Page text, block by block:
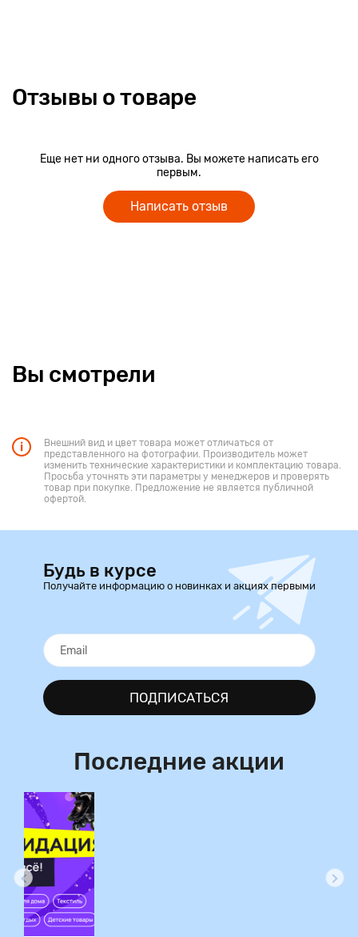
Отзывы о товаре
Еще нет ни одного отзыва. Вы можете написать его
первым.
Написать отзыв
Вы смотрели
Внешний вид и цвет товара может отличаться от
представленного на фотографии. Производитель может
изменить технические характеристики и комплектацию товара.
Просьба уточнять эти параметры у менеджеров и проверять
товар при покупке. Предложение не является публичной
офертой.
Будь в курсе
Получайте информацию о новинках и акциях первыми
ПОДПИСАТЬСЯ
Последние акции